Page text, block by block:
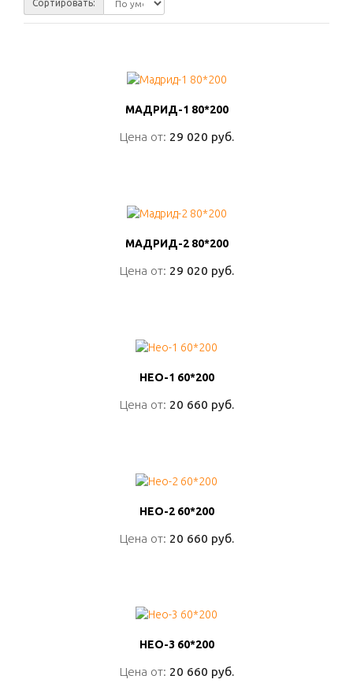
Сортировать:
МАДРИД-1 80*200
Цена от: 29 020 руб.
МАДРИД-1 80*200
Цена от: 29 020 руб.
МАДРИД-2 80*200
Цена от: 29 020 руб.
МАДРИД-2 80*200
Цена от: 29 020 руб.
НЕО-1 60*200
Цена от: 20 660 руб.
НЕО-1 60*200
Цена от: 20 660 руб.
НЕО-2 60*200
Цена от: 20 660 руб.
НЕО-2 60*200
Цена от: 20 660 руб.
НЕО-3 60*200
Цена от: 20 660 руб.
НЕО-3 60*200
Цена от: 20 660 руб.